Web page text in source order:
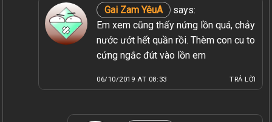
Gai Zam YêuA
says:
Em xem cũng thấy nứng lồn quá, chảy
nước ướt hết quần rồi. Thèm con cu to
cứng ngắc đút vào lồn em
06/10/2019 AT 08:33 TRẢ LỜI